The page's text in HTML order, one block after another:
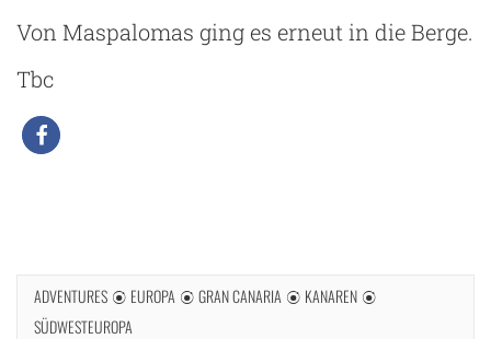
Von Maspalomas ging es erneut in die Berge.
Tbc
ADVENTURES EUROPA GRAN CANARIA
KANAREN
SÜDWESTEUROPA